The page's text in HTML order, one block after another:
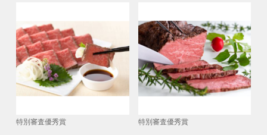
特別審査優秀賞 特別審査優秀賞